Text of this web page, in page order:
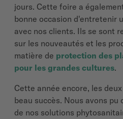
jours. Cette foire a
bonne occasion d'entretenir
avec nos clients. Ils se sont
sur les nouveautés et les
matière de protection des
pour les grandes cultures.
Cette année encore, les
beau succès. Nous avons
de nos solutions